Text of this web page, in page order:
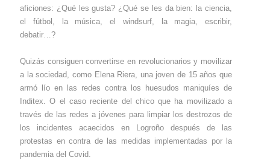
aficiones: ¿Qué les gusta? ¿Qué se les da bien: la ciencia,
el fútbol, la música, el windsurf, la magia, escribir,
debatir…?
Quizás consiguen convertirse en revolucionarios y movilizar
a la sociedad, como Elena Riera, una joven de 15 años que
armó lío en las redes contra los huesudos maniquíes de
Inditex. O el caso reciente del chico que ha movilizado a
través de las redes a jóvenes para limpiar los destrozos de
los incidentes acaecidos en Logroño después de las
protestas en contra de las medidas implementadas por la
pandemia del Covid.